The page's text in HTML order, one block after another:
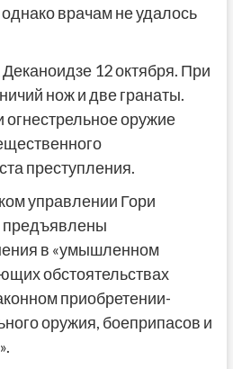
врачам не удалось
12 октября. При
нож и две гранаты.
огнестрельное оружие
преступления.
управлении Гори
в «умышленном
обстоятельствах
приобретении-
оружия, боеприпасов и